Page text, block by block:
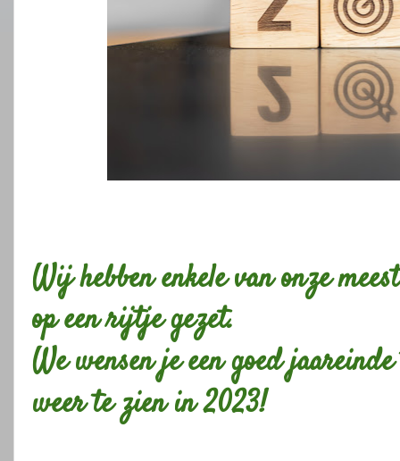
Wij hebben enkele van onze
op een rijtje gezet.
We wensen je een goed
weer te zien in 2023!